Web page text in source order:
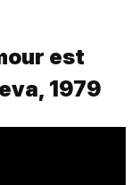
est
1979